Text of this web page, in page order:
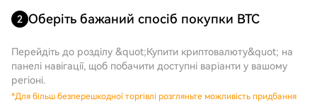
2 Оберіть бажаний спосіб покупки BTC
Перейдіть до розділу &quot;Купити криптовалюту&quot; на
панелі навігації, щоб побачити доступні варіанти у вашому
регіоні.
*Для більш безперешкодної торгівлі розгляньте можливість придбання